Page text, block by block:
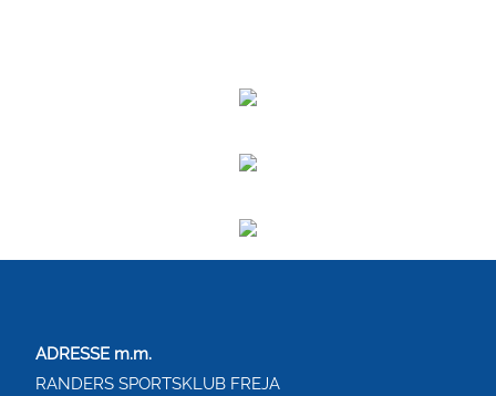
ADRESSE m.m.
RANDERS SPORTSKLUB FREJA